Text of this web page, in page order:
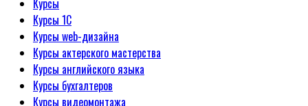
Курсы
Курсы 1С
Курсы web-дизайна
Курсы актерского мастерства
Курсы английского языка
Курсы бухгалтеров
Курсы видеомонтажа